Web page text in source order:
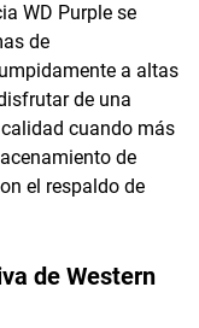
WD Purple se
de
a altas
de una
cuando más
de
el respaldo de
de Western